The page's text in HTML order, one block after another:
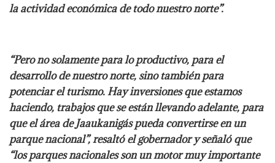
la actividad económica de todo nuestro norte”.
“Pero no solamente para lo productivo, para el
desarrollo de nuestro norte, sino también para
potenciar el turismo. Hay inversiones que estamos
haciendo, trabajos que se están llevando adelante, para
que el área de Jaaukanigás pueda convertirse en un
parque nacional”, resaltó el gobernador y señaló que
“los parques nacionales son un motor muy importante